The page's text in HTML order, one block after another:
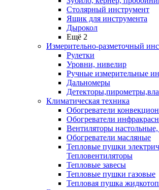
Столярный инструмент
Ящик для инструмента
Дырокол
Ещё 2
Измерительно-разметочный
Рулетки
Уровни, нивелир
Ручные измерительные
Дальномеры
Климатическая техника
Обогреватели
Обогреватели
Вентиляторы
Обогреватели масляные
Тепловые пушки
Тепловентиляторы
Тепловые завесы
Тепловые пушки газовые
Тепловая пушка